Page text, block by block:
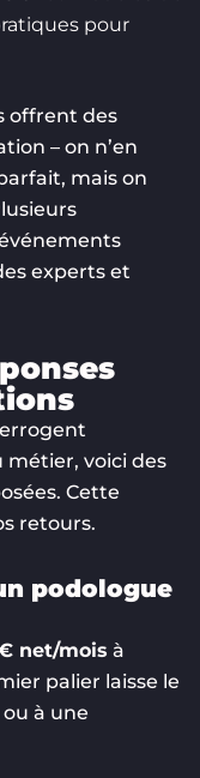
pour
offrent des
– on n’en
mais on
experts et
voici des
Cette
retours.
podologue
net/mois à
palier laisse le
à une